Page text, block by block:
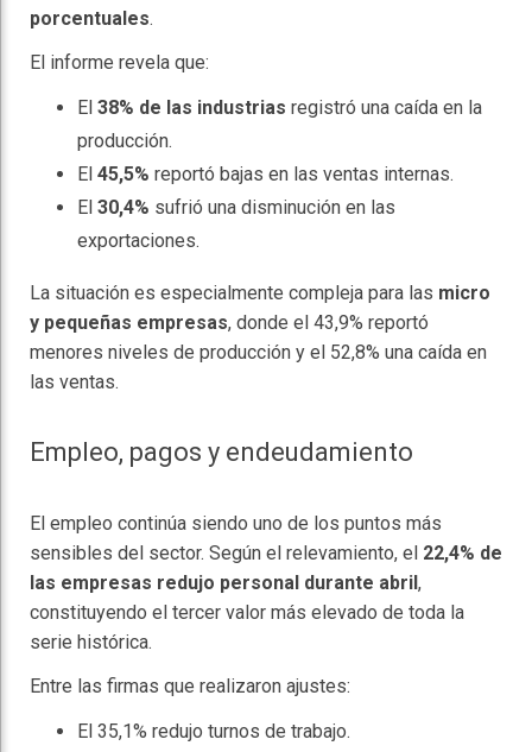
porcentuales.
El informe revela que:
El 38% de las industrias registró una caída en la
producción.
El 45,5% reportó bajas en las ventas internas.
El 30,4% sufrió una disminución en las
exportaciones.
La situación es especialmente compleja para las micro
y pequeñas empresas, donde el 43,9% reportó
menores niveles de producción y el 52,8% una caída en
las ventas.
Empleo, pagos y endeudamiento
El empleo continúa siendo uno de los puntos más
sensibles del sector. Según el relevamiento, el 22,4% de
las empresas redujo personal durante abril ,
constituyendo el tercer valor más elevado de toda la
serie histórica.
Entre las firmas que realizaron ajustes:
El 35,1% redujo turnos de trabajo.